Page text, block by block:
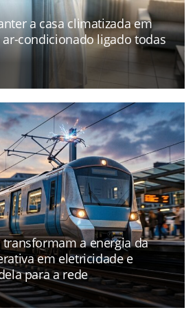
a casa climatizada em
condicionado ligado todas
a energia da
em eletricidade e
para a rede